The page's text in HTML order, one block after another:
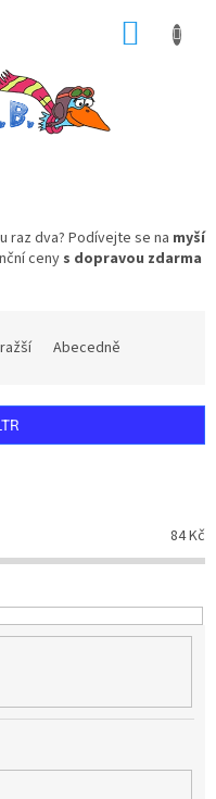
raz dva? Podívejte se na myší
ceny s dopravou zdarma
Abecedně
84Kč